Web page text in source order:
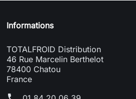
Informations
TOTALFROID Distribution
46 Rue Marcelin Berthelot
78400 Chatou
France